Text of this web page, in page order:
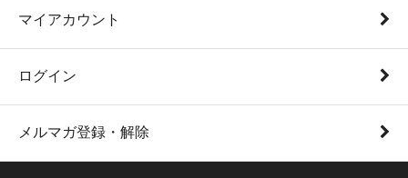
マイアカウント
ログイン
メルマガ登録・解除